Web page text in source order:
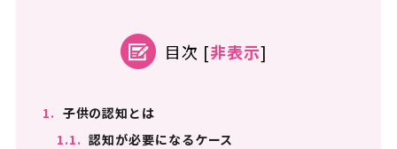
目次 [非表示]
1. 子供の認知とは
1.1. 認知が必要になるケース